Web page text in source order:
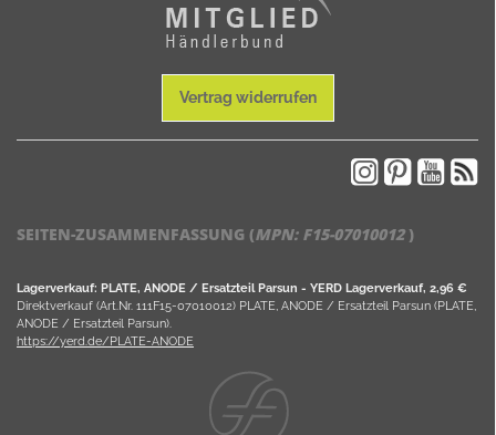
Vertrag widerrufen
SEITEN-ZUSAMMENFASSUNG (MPN: F15-07010012)
Lagerverkauf: PLATE, ANODE / Ersatzteil Parsun - YERD Lagerverkauf, 2,96 €
Direktverkauf (Art.Nr. 111F15-07010012) PLATE, ANODE / Ersatzteil Parsun (PLATE,
ANODE / Ersatzteil Parsun).
https://yerd.de/PLATE-ANODE